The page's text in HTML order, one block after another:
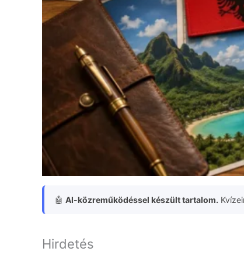
🤖 AI-közreműködéssel készült tartalom.
Hirdetés